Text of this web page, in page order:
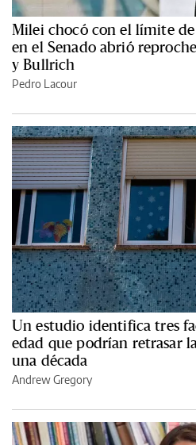
Milei chocó con el límite
en el Senado abrió
y Bullrich
Pedro Lacour
Un estudio identifica tres
edad que podrían retrasar
una década
Andrew Gregory